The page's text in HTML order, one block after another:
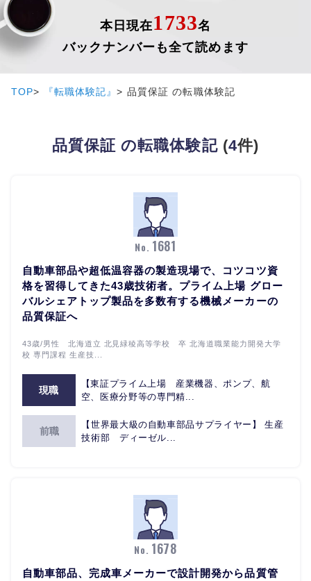
本日現在1733名
バックナンバーも全て読めます
TOP 『転職体験記』 品質保証 の転職体験記
品質保証 の転職体験記 (4件)
No. 1681
自動車部品や超低温容器の製造現場で、コツコツ資
格を習得してきた43歳技術者。プライム上場 グロー
バルシェアトップ製品を多数有する機械メーカーの
品質保証へ
43歳/男性 北海道立 北見緑稜高等学校 卒 北海道職業能力開発大学
校 専門課程 生産技...
現職
【東証プライム上場 産業機器、ポンプ、航
空、医療分野等の専門精...
前職
【世界最大級の自動車部品サプライヤー】 生産
技術部 ディーゼル...
No. 1678
自動車部品、完成車メーカーで設計開発から品質管